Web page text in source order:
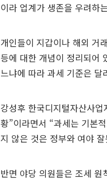
이라 업계가 생존을 우려하
개인들이 지갑이나 해외 거
등에 대한 개념이 정리되어
느냐에 따라 과세 기준은 달
강성후 한국디지털자산사
황”이라면서 “과세는 기본
지 않은 것은 정부와 여야
반면 야당 의원들은 조세